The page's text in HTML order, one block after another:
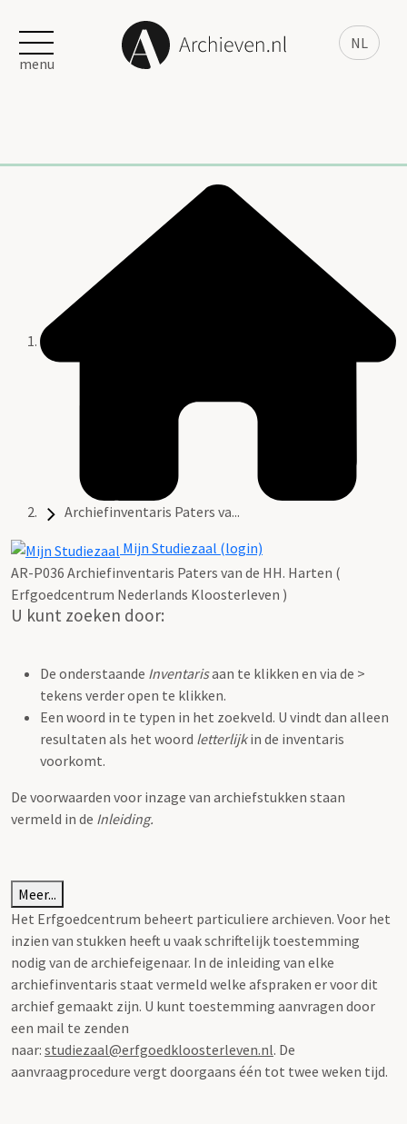
NL
menu
Archiefinventaris Paters va...
Mijn Studiezaal (login)
AR-P036 Archiefinventaris Paters van de HH. Harten (
Erfgoedcentrum Nederlands Kloosterleven )
U kunt zoeken door:
De onderstaande Inventarisaan te klikken en via de >
tekens verder open te klikken.
Een woord in te typen in het zoekveld. U vindt dan alleen
resultaten als het woord letterlijkin de inventaris
voorkomt.
De voorwaarden voor inzage van archiefstukken staan
vermeld in de Inleiding.
Meer...
Het Erfgoedcentrum beheert particuliere archieven. Voor het
inzien van stukken heeft u vaak schriftelijk toestemming
nodig van de archiefeigenaar. In de inleiding van elke
archiefinventaris staat vermeld welke afspraken er voor dit
archief gemaakt zijn. U kunt toestemming aanvragen door
een mail te zenden
naar: studiezaal@erfgoedkloosterleven.nl. De
aanvraagprocedure vergt doorgaans één tot twee weken tijd.